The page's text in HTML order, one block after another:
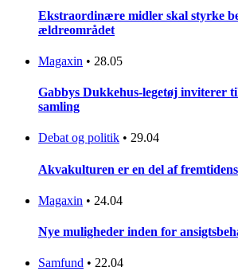
Ekstraordinære midler skal styrke
ældreområdet
Magaxin • 28.05
Gabbys Dukkehus-legetøj inviterer
samling
Debat og politik • 29.04
Akvakulturen er en del af
Magaxin • 24.04
Nye muligheder inden for
Samfund • 22.04